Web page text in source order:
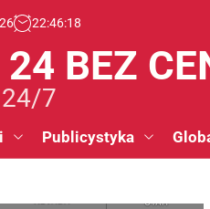
22:46:19
BEZ
7
Publicystyka